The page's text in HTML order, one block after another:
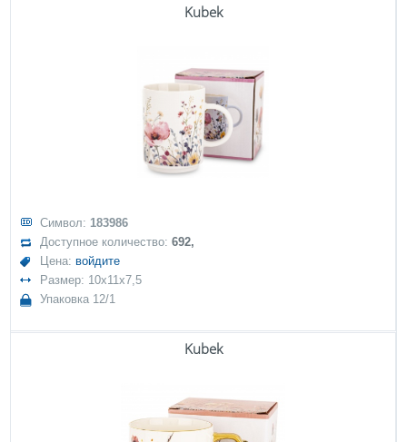
Kubek
Символ: 183986
Доступное количество:692,
Цена: войдите
Размер: 10x11x7,5
Упаковка 12/1
Kubek